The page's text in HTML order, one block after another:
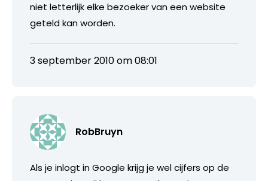
niet letterlijk elke bezoeker van een website
geteld kan worden.
3 september 2010 om 08:01
RobBruyn
Als je inlogt in Google krijg je wel cijfers op de